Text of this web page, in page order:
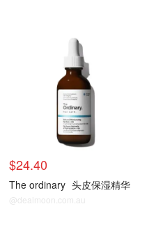
$24.40
The ordinary 头皮保湿精华
@dealmoon.com.au